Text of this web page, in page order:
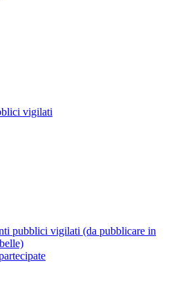
vigilati
pubblici vigilati (da pubblicare in